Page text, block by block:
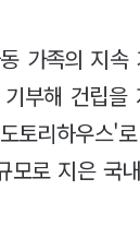
가족의 지
부해 건립을
토리하우스'
로 지은 국